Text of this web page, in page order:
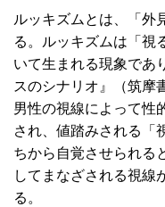
ルッキズムとは、「外
る。ルッキズムは「視
いて生まれる現象で
スのシナリオ』（筑摩
男性の視線によって性
され、値踏みされる「
ちから自覚させられる
してまなざされる視線
る。